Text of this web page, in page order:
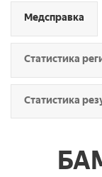
Медсправка
Статистика
Статистика